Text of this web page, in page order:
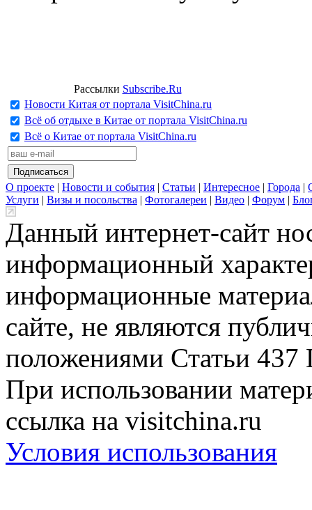
Рассылки Subscribe.Ru
Новости Китая от портала VisitChina.ru
Всё об отдыхе в Китае от портала VisitChina.ru
Всё о Китае от портала VisitChina.ru
О проекте | Новости и события | Статьи | Интересное | Города |
Услуги | Визы и посольства | Фотогалереи | Видео | Форум |
Данный интернет-сайт
информационный
информационные
сайте, не являются
положениями Статьи 437
При использовании
ссылка на visitchina.ru
Условия использования